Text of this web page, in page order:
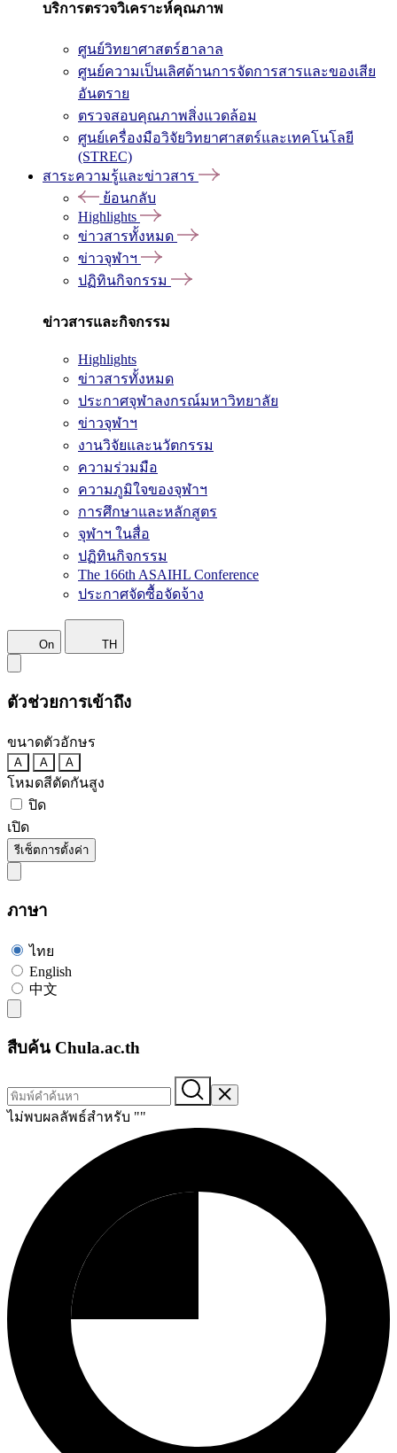
บริการตรวจวิเคราะห์คุณภาพ
ศูนย์วิทยาศาสตร์ฮาลาล
ศูนย์ความเป็นเลิศด้านการจัดการสารและของเสีย
อันตราย
ตรวจสอบคุณภาพสิ่งแวดล้อม
ศูนย์เครื่องมือวิจัยวิทยาศาสตร์และเทคโนโลยี
(STREC)
สาระความรู้และข่าวสาร
ย้อนกลับ
Highlights
ข่าวสารทั้งหมด
ข่าวจุฬาฯ
ปฏิทินกิจกรรม
ข่าวสารและกิจกรรม
Highlights
ข่าวสารทั้งหมด
ประกาศจุฬาลงกรณ์มหาวิทยาลัย
ข่าวจุฬาฯ
งานวิจัยและนวัตกรรม
ความร่วมมือ
ความภูมิใจของจุฬาฯ
การศึกษาและหลักสูตร
จุฬาฯ ในสื่อ
ปฏิทินกิจกรรม
The 166th ASAIHL Conference
ประกาศจัดซื้อจัดจ้าง
On TH
ตัวช่วยการเข้าถึง
ขนาดตัวอักษร
A A A
โหมดสีตัดกันสูง
ปิด
เปิด
รีเซ็ตการตั้งค่า
ภาษา
ไทย
English
中文
สืบค้น Chula.ac.th
ไม่พบผลลัพธ์สำหรับ ""